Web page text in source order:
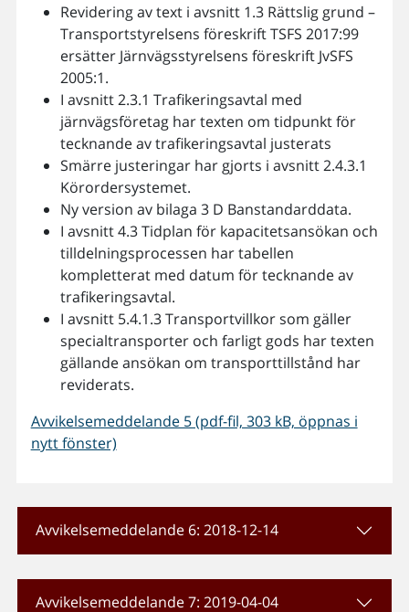
Revidering av text i avsnitt 1.3 Rättslig grund –
Transportstyrelsens föreskrift TSFS 2017:99
ersätter Järnvägsstyrelsens föreskrift JvSFS
2005:1.
I avsnitt 2.3.1 Trafikeringsavtal med
järnvägsföretag har texten om tidpunkt för
tecknande av trafikeringsavtal justerats
Smärre justeringar har gjorts i avsnitt 2.4.3.1
Körordersystemet.
Ny version av bilaga 3 D Banstandarddata.
I avsnitt 4.3 Tidplan för kapacitetsansökan och
tilldelningsprocessen har tabellen
kompletterat med datum för tecknande av
trafikeringsavtal.
I avsnitt 5.4.1.3 Transportvillkor som gäller
specialtransporter och farligt gods har texten
gällande ansökan om transporttillstånd har
reviderats.
Avvikelsemeddelande 5 (pdf-fil, 303 kB, öppnas i
nytt fönster)
Avvikelsemeddelande 6: 2018-12-14
Avvikelsemeddelande 7: 2019-04-04